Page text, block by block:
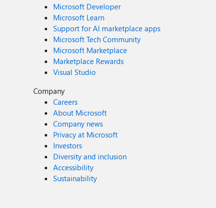
Microsoft Developer
Microsoft Learn
Support for AI marketplace apps
Microsoft Tech Community
Microsoft Marketplace
Marketplace Rewards
Visual Studio
Company
Careers
About Microsoft
Company news
Privacy at Microsoft
Investors
Diversity and inclusion
Accessibility
Sustainability